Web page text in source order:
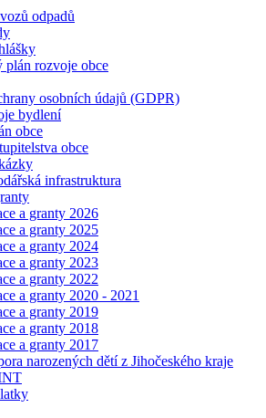
odpadů
plán rozvoje obce
osobních údajů (GDPR)
bydlení
obce
obce
infrastruktura
a granty 2026
a granty 2025
a granty 2024
a granty 2023
a granty 2022
a granty 2020 - 2021
a granty 2019
a granty 2018
a granty 2017
narozených dětí z Jihočeského kraje